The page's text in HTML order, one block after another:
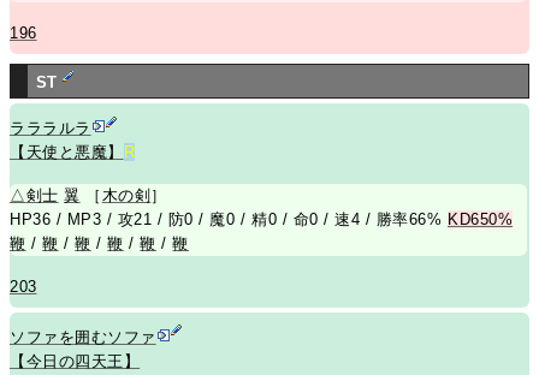
196
ST
ラララルラ
【天使と悪魔】
R
△剣士 翼 ［ 木の剣 ］
HP36 / MP3 / 攻21 / 防0 / 魔0 / 精0 / 命0 / 速4 / 勝率66% KD650%
鞭 /鞭 /鞭 /鞭 /鞭 /鞭
203
ソファを囲むソファ
【今日の四天王】